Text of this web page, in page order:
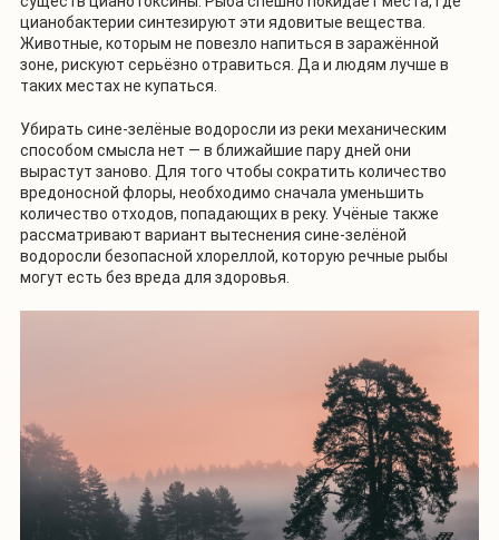
цианобактерии синтезируют эти ядовитые вещества.
Животные, которым не повезло напиться в заражённой
зоне, рискуют серьёзно отравиться. Да и людям лучше в
таких местах не купаться.
Убирать сине-зелёные водоросли из реки механическим
способом смысла нет — в ближайшие пару дней они
вырастут заново. Для того чтобы сократить количество
вредоносной флоры, необходимо сначала уменьшить
количество отходов, попадающих в реку. Учёные также
рассматривают вариант вытеснения сине-зелёной
водоросли безопасной хлореллой, которую речные рыбы
могут есть без вреда для здоровья.